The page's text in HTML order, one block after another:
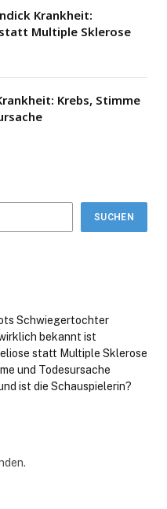
Krankheit:
Multiple Sklerose
Krebs, Stimme
SUCHEN
Schwiegertochter
bekannt ist
statt Multiple Sklerose
und Todesursache
ist die Schauspielerin?